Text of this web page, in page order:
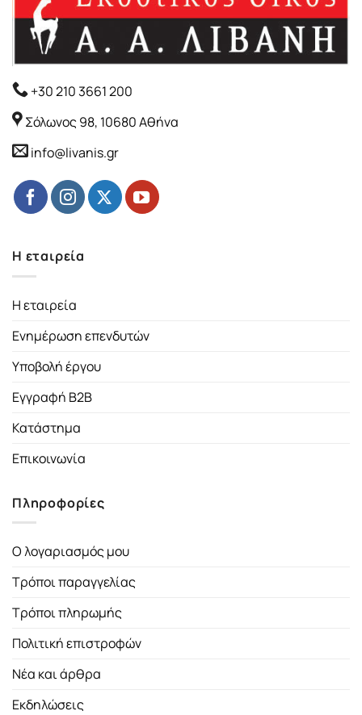
+30 210 3661 200
Σόλωνος 98, 10680 Αθήνα
info@livanis.gr
Η εταιρεία
Η εταιρεία
Ενημέρωση επενδυτών
Υποβολή έργου
Εγγραφή B2B
Κατάστημα
Επικοινωνία
Πληροφορίες
Ο λογαριασμός μου
Τρόποι παραγγελίας
Τρόποι πληρωμής
Πολιτική επιστροφών
Νέα και άρθρα
Εκδηλώσεις